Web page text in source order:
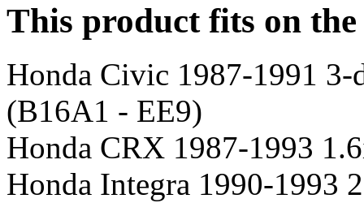
This product fits on
Honda Civic 1987-1991
(B16A1 - EE9)
Honda CRX 1987-1993
Honda Integra 1990-1993